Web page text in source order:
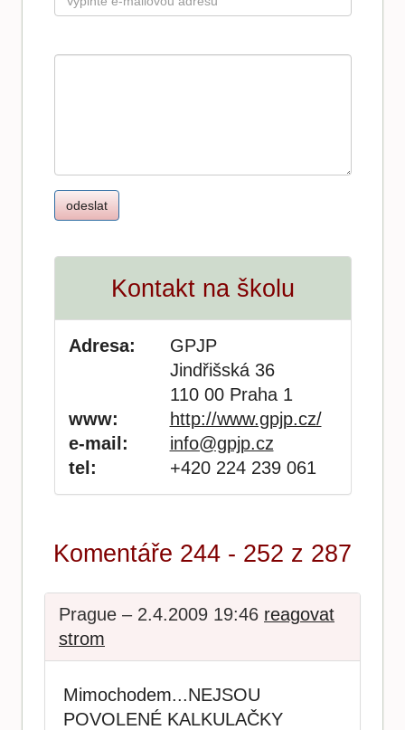
Kontakt na školu
Adresa:
GPJP
Jindřišská 36
110 00 Praha 1
www:
http://www.gpjp.cz/
e-mail:
info@gpjp.cz
tel:
+420 224 239 061
Komentáře 244 - 252 z 287
Prague – 2.4.2009 19:46 reagovat
strom
Mimochodem...NEJSOU
POVOLENÉ KALKULAČKY